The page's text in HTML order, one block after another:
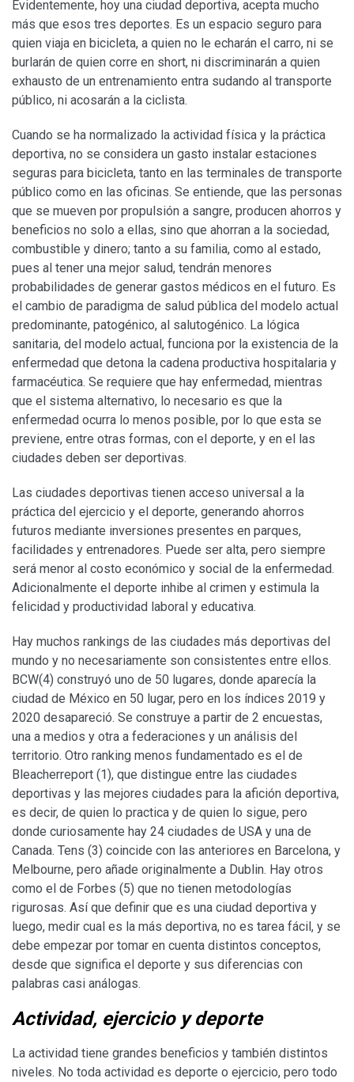
Evidentemente, hoy una ciudad deportiva, acepta mucho
más que esos tres deportes. Es un espacio seguro para
quien viaja en bicicleta, a quien no le echarán el carro, ni se
burlarán de quien corre en short, ni discriminarán a quien
exhausto de un entrenamiento entra sudando al transporte
público, ni acosarán a la ciclista.
Cuando se ha normalizado la actividad física y la práctica
deportiva, no se considera un gasto instalar estaciones
seguras para bicicleta, tanto en las terminales de transporte
público como en las oficinas. Se entiende, que las personas
que se mueven por propulsión a sangre, producen ahorros y
beneficios no solo a ellas, sino que ahorran a la sociedad,
combustible y dinero; tanto a su familia, como al estado,
pues al tener una mejor salud, tendrán menores
probabilidades de generar gastos médicos en el futuro. Es
el cambio de paradigma de salud pública del modelo actual
predominante, patogénico, al salutogénico. La lógica
sanitaria, del modelo actual, funciona por la existencia de la
enfermedad que detona la cadena productiva hospitalaria y
farmacéutica. Se requiere que hay enfermedad, mientras
que el sistema alternativo, lo necesario es que la
enfermedad ocurra lo menos posible, por lo que esta se
previene, entre otras formas, con el deporte, y en el las
ciudades deben ser deportivas.
Las ciudades deportivas tienen acceso universal a la
práctica del ejercicio y el deporte, generando ahorros
futuros mediante inversiones presentes en parques,
facilidades y entrenadores. Puede ser alta, pero siempre
será menor al costo económico y social de la enfermedad.
Adicionalmente el deporte inhibe al crimen y estimula la
felicidad y productividad laboral y educativa.
Hay muchos rankings de las ciudades más deportivas del
mundo y no necesariamente son consistentes entre ellos.
BCW(4) construyó uno de 50 lugares, donde aparecía la
ciudad de México en 50 lugar, pero en los índices 2019 y
2020 desapareció. Se construye a partir de 2 encuestas,
una a medios y otra a federaciones y un análisis del
territorio. Otro ranking menos fundamentado es el de
Bleacherreport (1), que distingue entre las ciudades
deportivas y las mejores ciudades para la afición deportiva,
es decir, de quien lo practica y de quien lo sigue, pero
donde curiosamente hay 24 ciudades de USA y una de
Canada. Tens (3) coincide con las anteriores en Barcelona, y
Melbourne, pero añade originalmente a Dublin. Hay otros
como el de Forbes (5) que no tienen metodologías
rigurosas. Así que definir que es una ciudad deportiva y
luego, medir cual es la más deportiva, no es tarea fácil, y se
debe empezar por tomar en cuenta distintos conceptos,
desde que significa el deporte y sus diferencias con
palabras casi análogas.
Actividad, ejercicio y deporte
La actividad tiene grandes beneficios y también distintos
niveles. No toda actividad es deporte o ejercicio, pero todo